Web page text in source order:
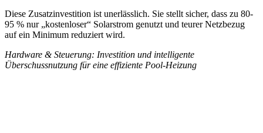
Diese Zusatzinvestition ist unerlässlich. Sie stellt sicher, dass zu 80-
95 % nur „kostenloser“ Solarstrom genutzt und teurer Netzbezug
auf ein Minimum reduziert wird.
Hardware & Steuerung: Investition und intelligente
Überschussnutzung für eine effiziente Pool-Heizung